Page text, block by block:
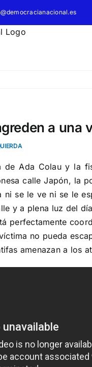
a una
de Ada Colau y la
calle Japón, la
ni se le ve ni se le
y a plena luz del
perfectamente
no pueda
amenazan a los